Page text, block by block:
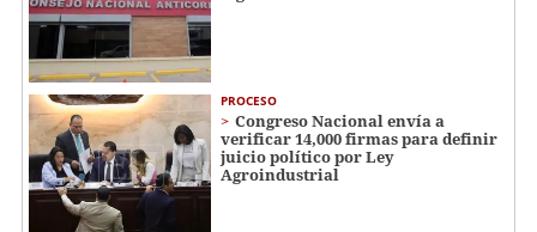
PROCESO
Congreso Nacional envía a
verificar 14,000 firmas para definir
juicio político por Ley
Agroindustrial